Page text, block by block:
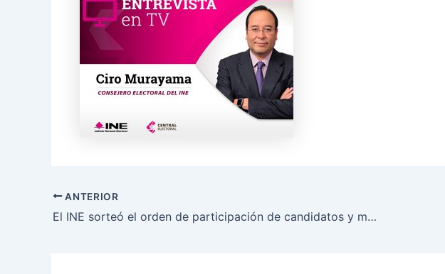
ANTERIOR
El INE sorteó el orden de participación de candidatos y moderadores para el tercer debate: Murayama con Curzio